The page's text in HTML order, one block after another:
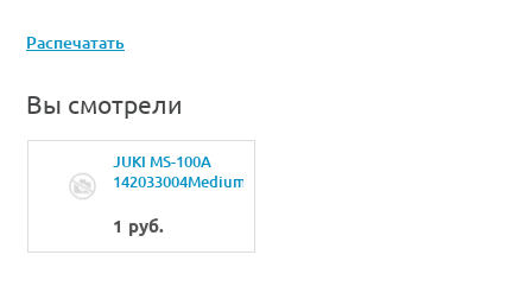
Распечатать
Вы смотрели
JUKI MS-100A
142033004Medium
motor
1 руб.